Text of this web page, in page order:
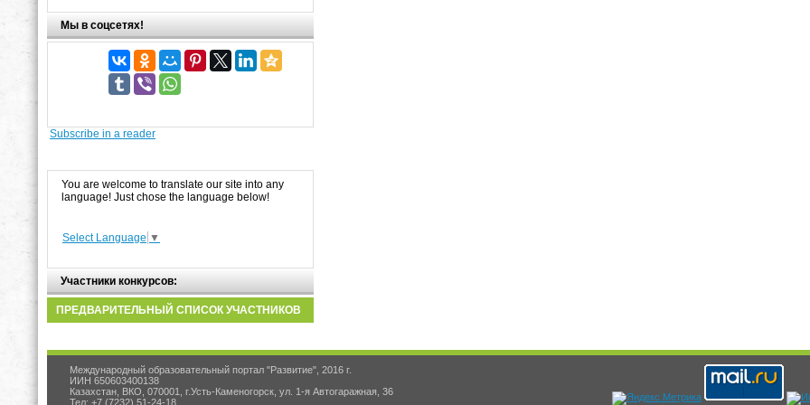
Мы в соцсетях!
Subscribe in a reader
You are welcome to translate our site into any
language! Just chose the language below!
Select Language ▼
Участники конкурсов:
ПРЕДВАРИТЕЛЬНЫЙ СПИСОК УЧАСТНИКОВ
Международный образовательный портал "Развитие", 2016 г.
ИИН 650603400138
Казахстан, ВКО, 070001, г.Усть-Каменогорск, ул. 1-я Автогаражная, 36
Тел: +7 (7232) 51-24-18